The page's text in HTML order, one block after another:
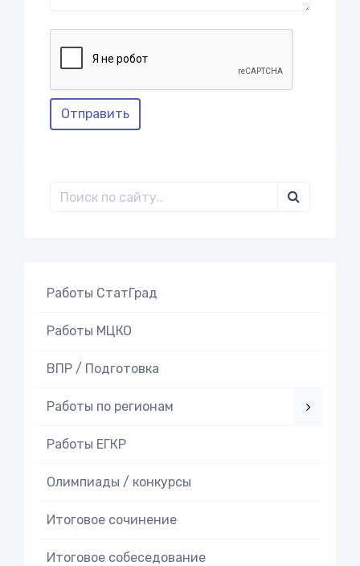
Отправить
Работы СтатГрад
Работы МЦКО
ВПР / Подготовка
Работы по регионам
Работы ЕГКР
Олимпиады / конкурсы
Итоговое cочинение
Итоговое cобеседование